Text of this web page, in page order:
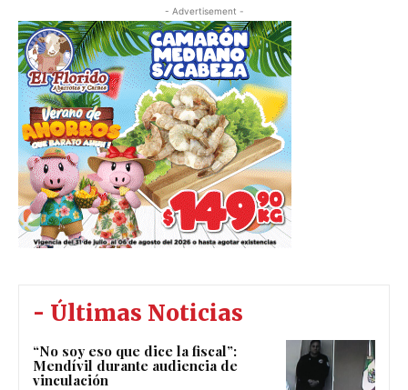
- Advertisement -
- Últimas Noticias
“No soy eso que dice la fiscal”:
Mendívil durante audiencia de
vinculación